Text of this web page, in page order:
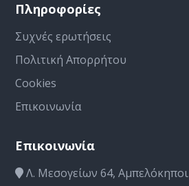
Πληροφορίες
Συχνές ερωτήσεις
Πολιτική Απορρήτου
Cookies
Επικοινωνία
Επικοινωνία
Λ. Μεσογείων 64, Αμπελόκηποι